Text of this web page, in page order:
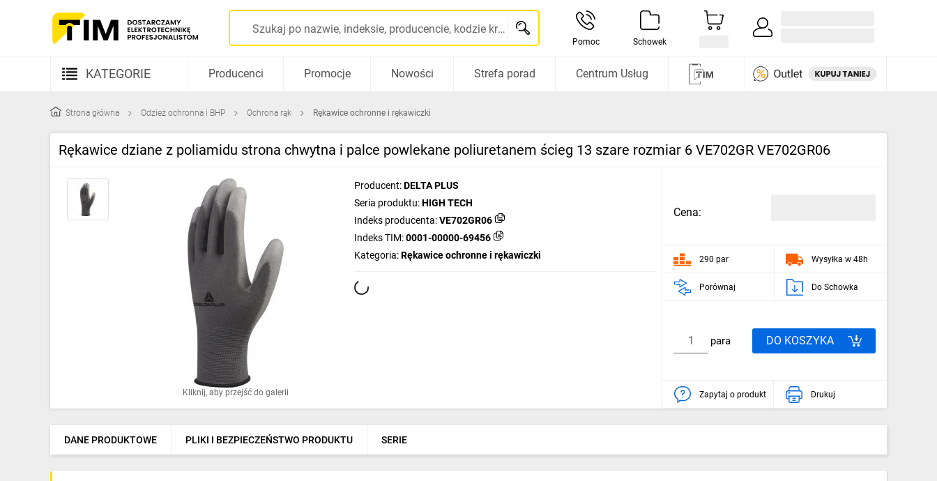
Szukaj po nazwie, indeksie, producencie, kodzie kreskowym...
Pomoc Schowek
KATEGORIE
Kable i przewody
Rozdzielnice i obudowy
Elementy prowadzenia kabli
Fotowoltaika
Ogrzewanie
Elektronarzędzia i mierniki
Producenci Promocje Nowości Strefa porad Centrum Usług
Strona główna Odzież ochronna i BHP Ochrona rąk Rękawice ochronne i rękawiczki
Rękawice dziane z poliamidu strona chwytna i palce powlekane poliuretanem ścieg 13 szare rozmiar 6 VE702GR VE702GR06
Kliknij, aby przejść do galerii
Producent:DELTA PLUS
Seria produktu:HIGH TECH
Indeks producenta:VE702GR06
Indeks TIM:0001-00000-69456
Kategoria:Rękawice ochronne i rękawiczki
Cena:
290 par Wysyłka w 48h
Porównaj Do Schowka
para DO KOSZYKA
Zapytaj o produkt Drukuj
DANE PRODUKTOWE PLIKI I BEZPIECZEŃSTWO PRODUKTU SERIE